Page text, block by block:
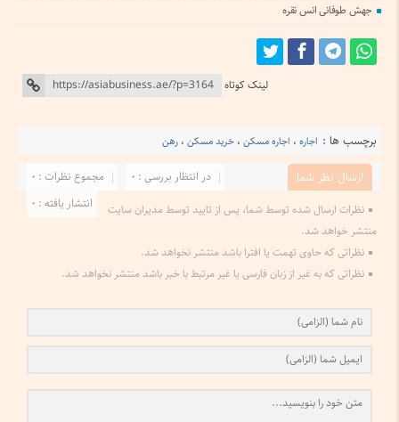
جهش طوفانی انس نقره
لینک کوتاه
برچسب ها : اجاره ، اجاره مسکن ، خرید مسکن ، رهن
ارسال نظر شما مجموع نظرات : 0
در انتظار بررسی : 0
انتشار یافته : 0
نظرات ارسال شده توسط شما، پس از تایید توسط مدیران سایت
منتشر خواهد شد.
نظراتی که حاوی تهمت یا افترا باشد منتشر نخواهد شد.
نظراتی که به غیر از زبان فارسی یا غیر مرتبط با خبر باشد منتشر نخواهد شد.